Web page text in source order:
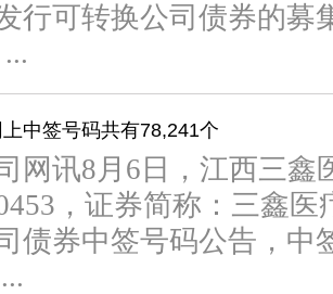
行可转换公司债券的募
中签号码共有78,241个
网讯8月6日，江西三鑫
，证券简称：三鑫
债券中签号码公告，中